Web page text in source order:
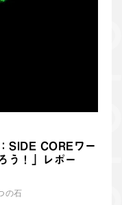
SIDE COREワー
う！」レポー
の石